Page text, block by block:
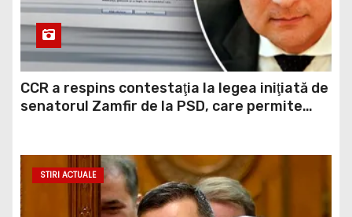
CCR a respins contestaţia la legea iniţiată de
senatorul Zamfir de la PSD, care permite
STIRI ACTUALE